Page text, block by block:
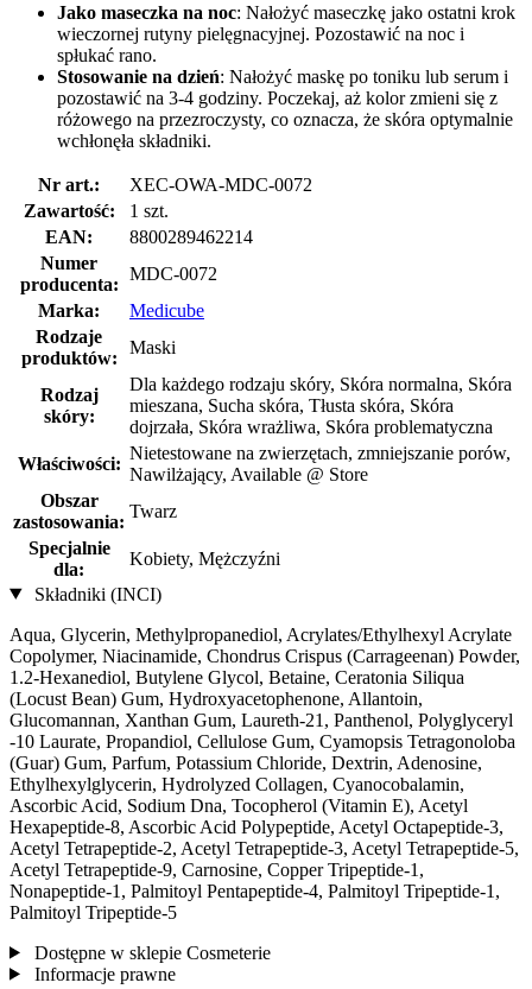
Jako maseczka na noc: Nałożyć maseczkę jako ostatni krok
wieczornej rutyny pielęgnacyjnej. Pozostawić na noc i
spłukać rano.
Stosowanie na dzień: Nałożyć maskę po toniku lub serum i
pozostawić na 3-4 godziny. Poczekaj, aż kolor zmieni się z
różowego na przezroczysty, co oznacza, że skóra optymalnie
wchłonęła składniki.
Nr art.:
XEC-OWA-MDC-0072
Zawartość:
1 szt.
EAN:
8800289462214
Numer
producenta:
MDC-0072
Marka:
Medicube
Rodzaje
produktów:
Maski
Rodzaj
skóry:
Dla każdego rodzaju skóry, Skóra normalna, Skóra
mieszana, Sucha skóra, Tłusta skóra, Skóra
dojrzała, Skóra wrażliwa, Skóra problematyczna
Właściwości:
Nietestowane na zwierzętach, zmniejszanie porów,
Nawilżający, Available @ Store
Obszar
zastosowania:
Twarz
Specjalnie
dla:
Kobiety, Mężczyźni
Składniki (INCI)
Aqua, Glycerin, Methylpropanediol, Acrylates/Ethylhexyl Acrylate
Copolymer, Niacinamide, Chondrus Crispus (Carrageenan) Powder,
1.2-Hexanediol, Butylene Glycol, Betaine, Ceratonia Siliqua
(Locust Bean) Gum, Hydroxyacetophenone, Allantoin,
Glucomannan, Xanthan Gum, Laureth-21, Panthenol, Polyglyceryl
-10 Laurate, Propandiol, Cellulose Gum, Cyamopsis Tetragonoloba
(Guar) Gum, Parfum, Potassium Chloride, Dextrin, Adenosine,
Ethylhexylglycerin, Hydrolyzed Collagen, Cyanocobalamin,
Ascorbic Acid, Sodium Dna, Tocopherol (Vitamin E), Acetyl
Hexapeptide-8, Ascorbic Acid Polypeptide, Acetyl Octapeptide-3,
Acetyl Tetrapeptide-2, Acetyl Tetrapeptide-3, Acetyl Tetrapeptide-5,
Acetyl Tetrapeptide-9, Carnosine, Copper Tripeptide-1,
Nonapeptide-1, Palmitoyl Pentapeptide-4, Palmitoyl Tripeptide-1,
Palmitoyl Tripeptide-5
Dostępne w sklepie Cosmeterie
Informacje prawne